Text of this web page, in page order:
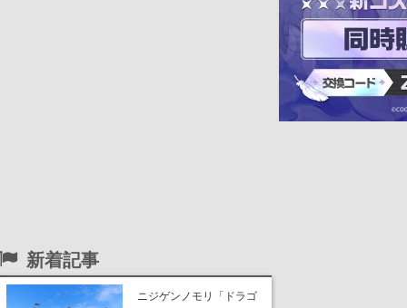
新着記事
ニジゲンノモリ「ドラゴ